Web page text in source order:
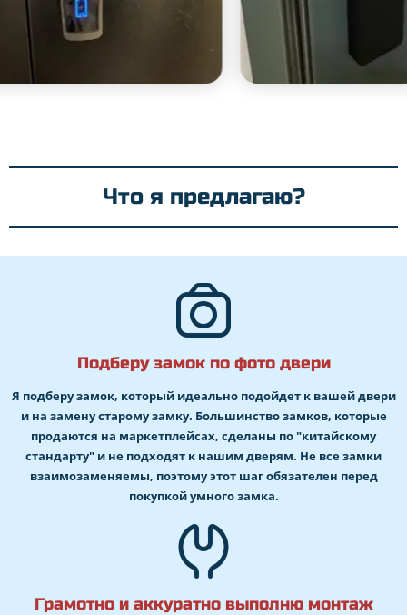
Что я предлагаю?
Подберу замок по фото двери
Я подберу замок, который идеально подойдет к вашей двери
и на замену старому замку. Большинство замков, которые
продаются на маркетплейсах, сделаны по "китайскому
стандарту" и не подходят к нашим дверям. Не все замки
взаимозаменяемы, поэтому этот шаг обязателен перед
покупкой умного замка.
Грамотно и аккуратно выполню монтаж